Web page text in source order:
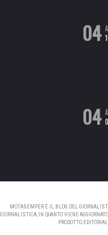
04
04
MOTASEMPER È IL BLOG DEL
GIORNALISTICA, IN QUANTO VIENE
PRODOTTO